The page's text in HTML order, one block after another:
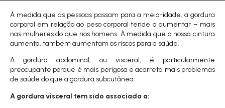
À medida que as pessoas passam para a meia-idade, a gordura
corporal em relação ao peso corporal tende a aumentar – mais
nas mulheres do que nos homens. À medida que a nossa cintura
aumenta, também aumentam os riscos para a saúde.
A gordura abdominal, ou visceral, é particularmente
preocupante porque é mais perigosa e acarreta mais problemas
de saúde do que a gordura subcutânea.
A gordura visceral tem sido associada a: